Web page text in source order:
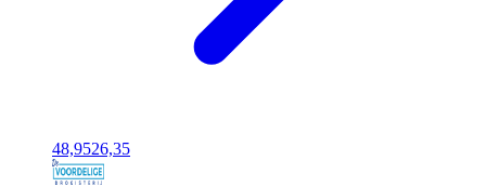
48,9526,35